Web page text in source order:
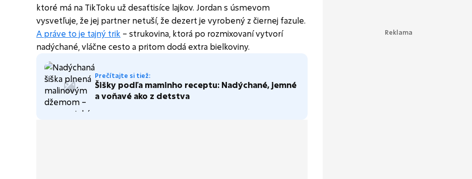
ktoré má na TikToku už desaťtisíce lajkov. Jordan s úsmevom
vysvetľuje, že jej partner netuší, že dezert je vyrobený z čiernej fazule.
A práve to je tajný trik – strukovina, ktorá po rozmixovaní vytvorí
nadýchané, vláčne cesto a pritom dodá extra bielkoviny.
Prečítajte si tiež:
Šišky podľa maminho receptu: Nadýchané, jemné
a voňavé ako z detstva